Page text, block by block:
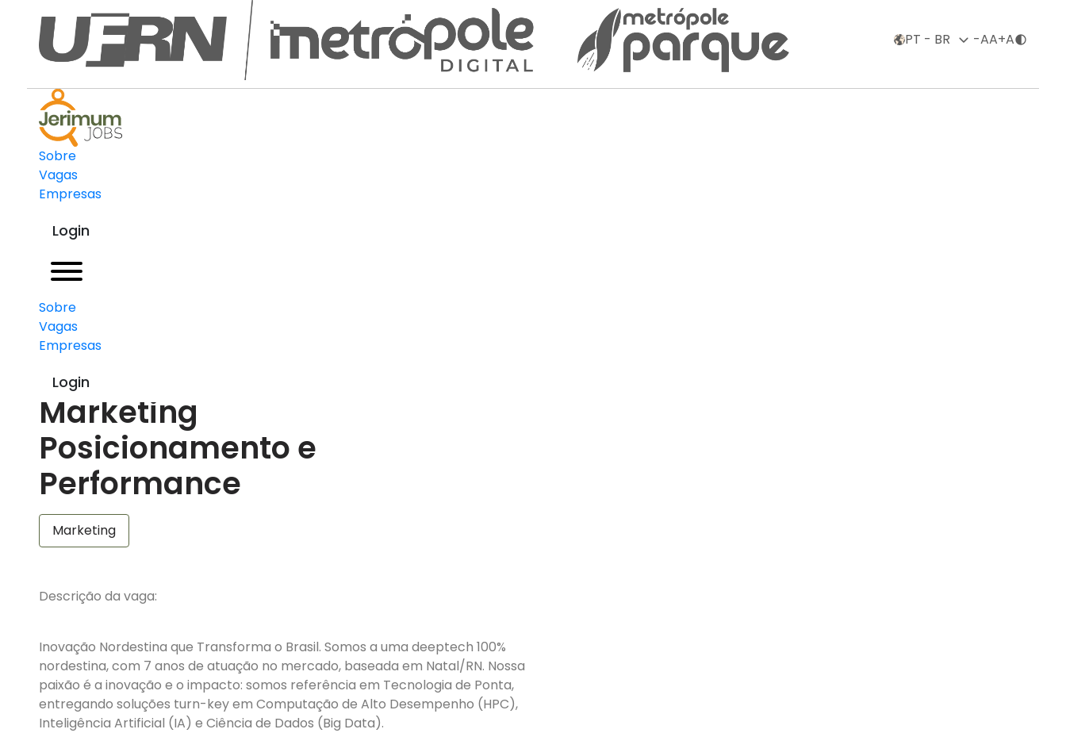
-AA+A
Sobre
Vagas
Empresas
Login
Sobre
Vagas
Empresas
Login
Estágio em
Marketing
Posicionamento e
Performance
Marketing
Descrição da vaga:
Inovação Nordestina que Transforma o Brasil. Somos a uma deeptech 100%
nordestina, com 7 anos de atuação no mercado, baseada em Natal/RN. Nossa
paixão é a inovação e o impacto: somos referência em Tecnologia de Ponta,
entregando soluções turn-key em Computação de Alto Desempenho (HPC),
Inteligência Artificial (IA) e Ciência de Dados (Big Data).
Contratação
Bolsa
Estimativa Salarial